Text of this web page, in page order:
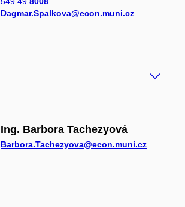
Dagmar.Spalkova@econ.muni.cz
Ing. Barbora Tachezyová
Barbora.Tachezyova@econ.muni.cz